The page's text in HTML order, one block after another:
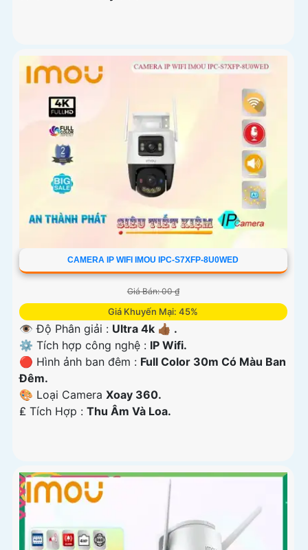
CAMERA IP WIFI IMOU IPC-S7XFP-8U0WED
Giá Bán: 00 ₫
Giá Khuyến Mại: 45%
👁 Độ Phân giải : Ultra 4k 👍🏾 .
⚙ Tích hợp công nghệ : IP Wifi.
🔴 Hình ảnh ban đêm : Full Color 30m Có Màu Ban
Ðêm.
🎨 Loại Camera Xoay 360.
️₤ Tích Hợp : Thu Âm Và Loa.